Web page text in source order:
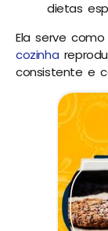
dietas
Ela serve
cozinha
consistente e